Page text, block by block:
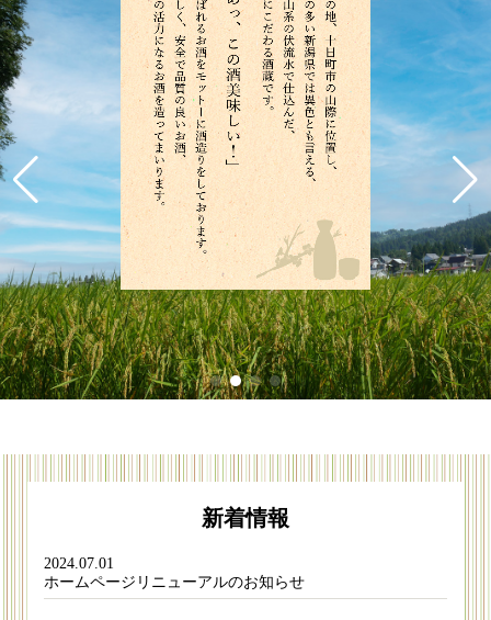
新着情報
2024.07.01
ホームページリニューアルのお知らせ